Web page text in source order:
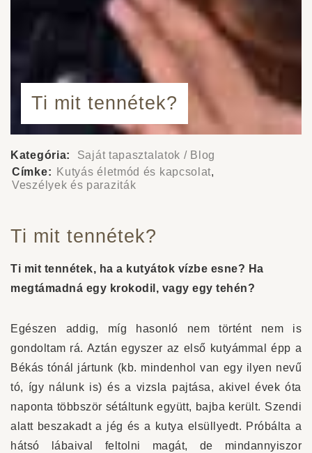
Ti mit tennétek?
Kategória:
Saját tapasztalatok / Blog
Címke:
Kutyás életmód és kapcsolat,
Veszélyek és paraziták
Ti mit tennétek?
Ti mit tennétek, ha a kutyátok vízbe esne? Ha
megtámadná egy krokodil, vagy egy tehén?
Egészen addig, míg hasonló nem történt nem is
gondoltam rá. Aztán egyszer az első kutyámmal épp a
Békás tónál jártunk (kb. mindenhol van egy ilyen nevű
tó, így nálunk is) és a vizsla pajtása, akivel évek óta
naponta többször sétáltunk együtt, bajba került. Szendi
alatt beszakadt a jég és a kutya elsüllyedt. Próbálta a
hátsó lábaival feltolni magát, de mindannyiszor